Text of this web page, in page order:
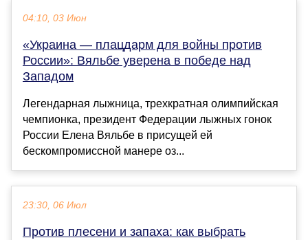
04:10, 03 Июн
«Украина — плацдарм для войны против
России»: Вяльбе уверена в победе над
Западом
Легендарная лыжница, трехкратная олимпийская
чемпионка, президент Федерации лыжных гонок
России Елена Вяльбе в присущей ей
бескомпромиссной манере оз...
23:30, 06 Июл
Против плесени и запаха: как выбрать